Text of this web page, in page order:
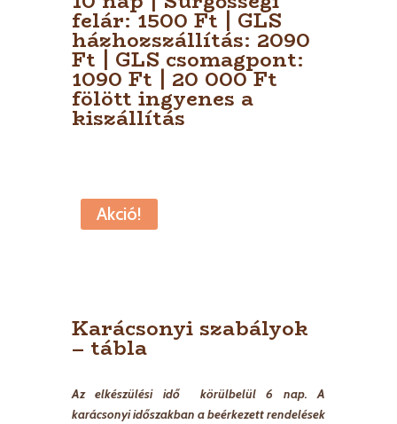
felár: 1500 Ft | GLS
házhozszállítás: 2090
Ft | GLS csomagpont:
1090 Ft | 20 000 Ft
fölött ingyenes a
kiszállítás
Akció!
Karácsonyi szabályok
– tábla
Az elkészülési idő körülbelül 6 nap. A
karácsonyi időszakban a beérkezett rendelések